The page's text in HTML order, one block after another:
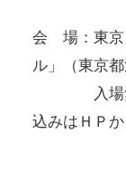
8月30
会 場：東京
ル」（東京
入場無料
込みはＨＰ